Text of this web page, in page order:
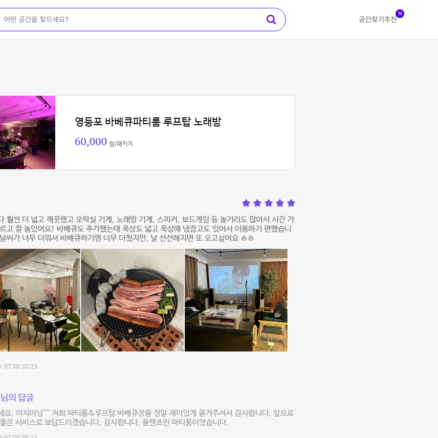
공간찾기 추천
N
영등포 바베큐파티룸 루프탑 노래방
60,000 원/패키지
훨씬 더 넓고 깨끗했고 오락실 기계, 노래방 기계, 스피커, 보드게임 등 놀거리도 많아서 시간 가
고 잘 놀았어요! 바베큐도 추가했는데 옥상도 넓고 옥상에 냉장고도 있어서 이용하기 편했습니
씨가 너무 더워서 바베큐하기엔 너무 더웠지만, 날 선선해지면 또 오고싶어요 ㅎㅎ
07 08:32:23
의 답글
요. 이지이님^^ 저희 파티룸&루프탑 바베큐장을 정말 재미있게 즐겨주셔서 감사합니다. 앞으로
은 서비스로 보답드리겠습니다. 감사합니다. 플랜츠인 파티룸이였습니다.